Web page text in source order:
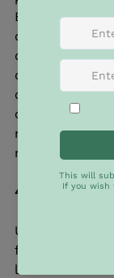
Este nivel
declarativa
desafíos del
dentro de la
complica los
como un
más las
regiones.
4.
Uno de los
lazos